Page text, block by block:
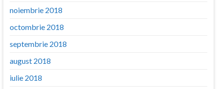
noiembrie 2018
octombrie 2018
septembrie 2018
august 2018
iulie 2018